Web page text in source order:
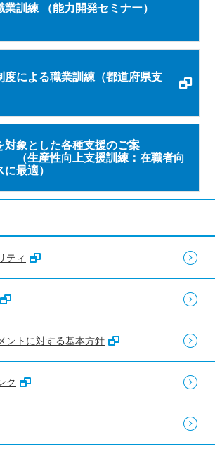
業訓練 （能力開発セミナー）
度による職業訓練（都道府県支
対象とした各種支援のご案
向上支援訓練：在職者向
最適）
ティ
ントに対する基本方針
ク